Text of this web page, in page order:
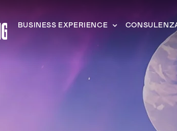
BUSINESS EXPERIENCE